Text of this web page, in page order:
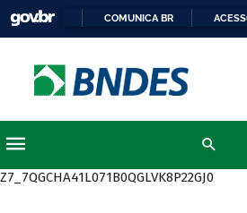
COMUNICA BR
Z7_7QGCHA41L071B0QGLVK8P22GJ0